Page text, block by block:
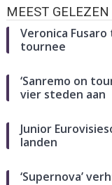
MEEST GELEZEN
Veronica
tournee
‘Sanremo on
vier steden aan
Junior
landen
‘Supernova’